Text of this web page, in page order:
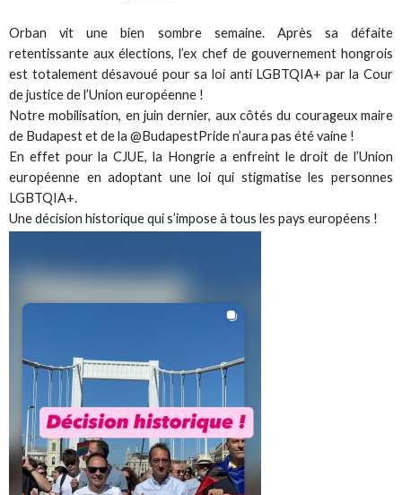
Orban vit une bien sombre semaine. Après sa défaite
retentissante aux élections, l’ex chef de gouvernement hongrois
est totalement désavoué pour sa loi anti LGBTQIA+ par la Cour
de justice de l’Union européenne !
Notre mobilisation, en juin dernier, aux côtés du courageux maire
de Budapest et de la @BudapestPride n’aura pas été vaine !
En effet pour la CJUE, la Hongrie a enfreint le droit de l’Union
européenne en adoptant une loi qui stigmatise les personnes
LGBTQIA+.
Une décision historique qui s’impose à tous les pays européens !